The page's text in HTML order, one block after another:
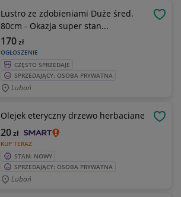
Lustro ze zdobieniami Duże śred.
80cm - Okazja super stan...
OGŁOSZENIE
170zł
CZĘSTO SPRZEDAJE
SPRZEDAJĄCY: OSOBA PRYWATNA
Lubań
Olejek eteryczny drzewo herbaciane
KUP TERAZ
20zł
STAN: NOWY
SPRZEDAJĄCY: OSOBA PRYWATNA
Lubań